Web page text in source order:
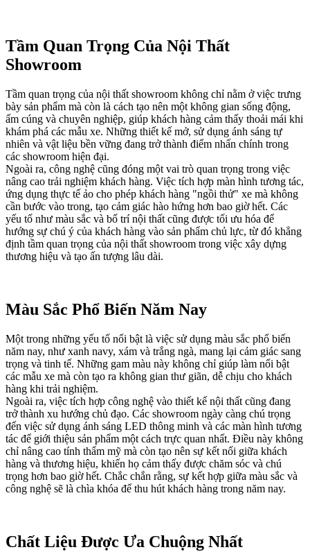
Tầm Quan Trọng Của Nội Thất
Showroom
Tầm quan trọng của nội thất showroom không chỉ nằm ở việc trưng
bày sản phẩm mà còn là cách tạo nên một không gian sống động,
ấm cúng và chuyên nghiệp, giúp khách hàng cảm thấy thoải mái khi
khám phá các mẫu xe. Những thiết kế mở, sử dụng ánh sáng tự
nhiên và vật liệu bền vững đang trở thành điểm nhấn chính trong
các showroom hiện đại.
Ngoài ra, công nghệ cũng đóng một vai trò quan trọng trong việc
nâng cao trải nghiệm khách hàng. Việc tích hợp màn hình tương tác,
ứng dụng thực tế ảo cho phép khách hàng "ngồi thử" xe mà không
cần bước vào trong, tạo cảm giác hào hứng hơn bao giờ hết. Các
yếu tố như màu sắc và bố trí nội thất cũng được tối ưu hóa để
hướng sự chú ý của khách hàng vào sản phẩm chủ lực, từ đó khẳng
định tầm quan trọng của nội thất showroom trong việc xây dựng
thương hiệu và tạo ấn tượng lâu dài.
Màu Sắc Phổ Biến Năm Nay
Một trong những yếu tố nổi bật là việc sử dụng màu sắc phổ biến
năm nay, như xanh navy, xám và trắng ngà, mang lại cảm giác sang
trọng và tinh tế. Những gam màu này không chỉ giúp làm nổi bật
các mẫu xe mà còn tạo ra không gian thư giãn, dễ chịu cho khách
hàng khi trải nghiệm.
Ngoài ra, việc tích hợp công nghệ vào thiết kế nội thất cũng đang
trở thành xu hướng chủ đạo. Các showroom ngày càng chú trọng
đến việc sử dụng ánh sáng LED thông minh và các màn hình tương
tác để giới thiệu sản phẩm một cách trực quan nhất. Điều này không
chỉ nâng cao tính thẩm mỹ mà còn tạo nên sự kết nối giữa khách
hàng và thương hiệu, khiến họ cảm thấy được chăm sóc và chú
trọng hơn bao giờ hết. Chắc chắn rằng, sự kết hợp giữa màu sắc và
công nghệ sẽ là chìa khóa để thu hút khách hàng trong năm nay.
Chất Liệu Được Ưa Chuộng Nhất